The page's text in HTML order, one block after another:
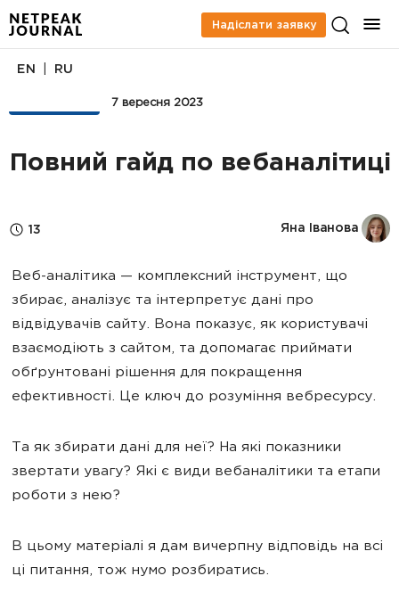
Надіслати заявку
7 вересня 2023
EN RU
Повний гайд по вебаналітиці
13 Яна Іванова
Веб-аналітика — комплексний інструмент, що
збирає, аналізує та інтерпретує дані про
відвідувачів сайту. Вона показує, як користувачі
взаємодіють з сайтом, та допомагає приймати
обґрунтовані рішення для покращення
ефективності. Це ключ до розуміння вебресурсу.
Та як збирати дані для неї? На які показники
звертати увагу? Які є види вебаналітики та етапи
роботи з нею?
В цьому матеріалі я дам вичерпну відповідь на всі
ці питання, тож нумо розбиратись.